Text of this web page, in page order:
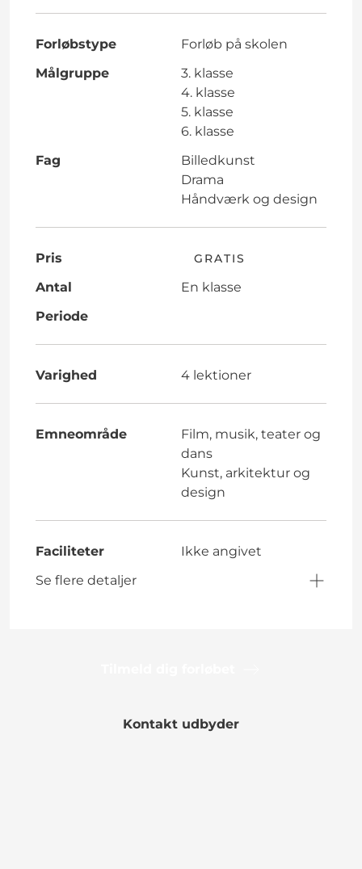
Forløbstype
Forløb på skolen
Målgruppe
3. klasse
4. klasse
5. klasse
6. klasse
Fag
Billedkunst
Drama
Håndværk og design
Pris GRATIS
Antal
En klasse
Periode
Varighed 4 lektioner
Emneområde
Film, musik, teater og
dans
Kunst, arkitektur og
design
Faciliteter
Ikke angivet
Se flere detaljer
Kontakt udbyder